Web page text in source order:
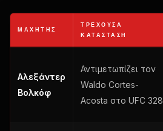
ΜΑΧΗΤΉΣ
ΤΡΈΧΟΥΣΑ
ΚΑΤΆΣΤΑΣΗ
Αλεξάντερ
Βολκόφ
Αντιμετωπίζει τον
Waldo Cortes-
Acosta στο UFC 328